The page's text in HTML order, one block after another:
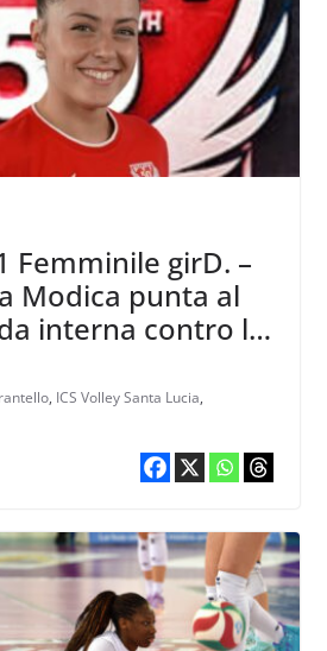
Femminile girD. –
Modica punta al
interna contro la
Lucia
, ICS Volley Santa Lucia,